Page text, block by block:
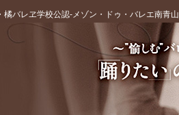
バレヱ学校公認‐メゾン・ドゥ・バレエ南青山